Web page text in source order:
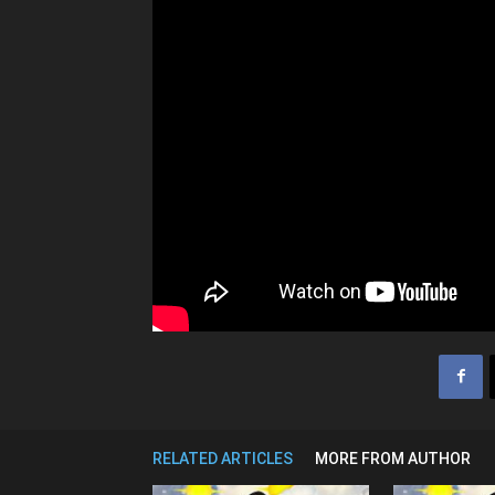
RELATED ARTICLES MORE FROM AUTHOR